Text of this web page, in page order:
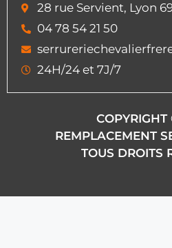
28 rue Servient, Lyon
04 78 54 21 50
24H/24 et 7J/7
REMPLACEMENT
TOUS DROITS